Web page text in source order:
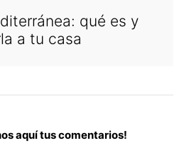
qué es y
a tu casa
aquí tus comentarios!